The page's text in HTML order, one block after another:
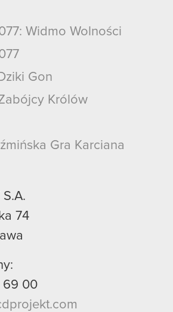
Widmo Wolności
Gon
Królów
Gra Karciana
S.A.
74
69 00